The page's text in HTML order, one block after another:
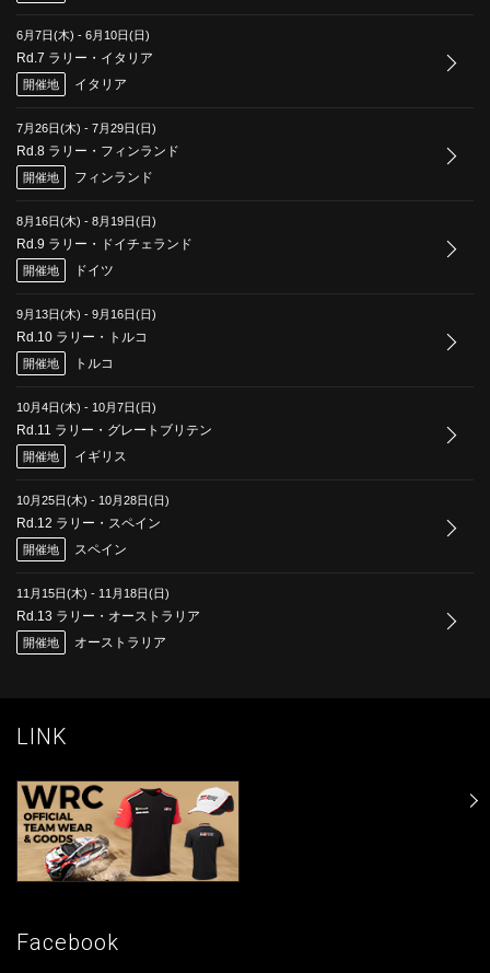
6月7日(木) - 6月10日(日)
Rd.7 ラリー・イタリア
開催地 イタリア
7月26日(木) - 7月29日(日)
Rd.8 ラリー・フィンランド
開催地 フィンランド
8月16日(木) - 8月19日(日)
Rd.9 ラリー・ドイチェランド
開催地 ドイツ
9月13日(木) - 9月16日(日)
Rd.10 ラリー・トルコ
開催地 トルコ
10月4日(木) - 10月7日(日)
Rd.11 ラリー・グレートブリテン
開催地 イギリス
10月25日(木) - 10月28日(日)
Rd.12 ラリー・スペイン
開催地 スペイン
11月15日(木) - 11月18日(日)
Rd.13 ラリー・オーストラリア
開催地 オーストラリア
LINK
Facebook